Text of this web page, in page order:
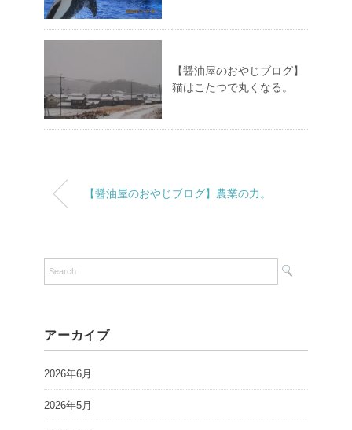
【醤油屋のおやじブログ】
猫はこたつで丸くなる。
【醤油屋のおやじブログ】農業の力。
アーカイブ
2026年6月
2026年5月